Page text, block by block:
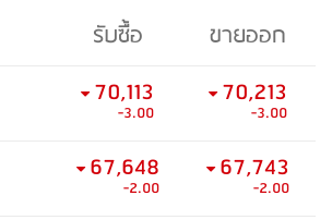
รับซื้อ
ขายออก
70,113
-3.00
70,213
-3.00
67,648
-2.00
67,743
-2.00